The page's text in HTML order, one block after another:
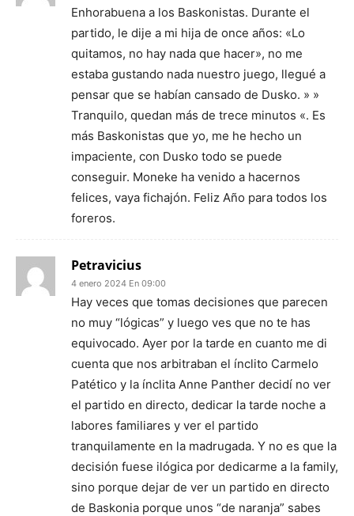
Enhorabuena a los Baskonistas. Durante el
partido, le dije a mi hija de once años: «Lo
quitamos, no hay nada que hacer», no me
estaba gustando nada nuestro juego, llegué a
pensar que se habían cansado de Dusko. » »
Tranquilo, quedan más de trece minutos «. Es
más Baskonistas que yo, me he hecho un
impaciente, con Dusko todo se puede
conseguir. Moneke ha venido a hacernos
felices, vaya fichajón. Feliz Año para todos los
foreros.
Petravicius
4 enero 2024 En 09:00
Hay veces que tomas decisiones que parecen
no muy “lógicas” y luego ves que no te has
equivocado. Ayer por la tarde en cuanto me di
cuenta que nos arbitraban el ínclito Carmelo
Patético y la ínclita Anne Panther decidí no ver
el partido en directo, dedicar la tarde noche a
labores familiares y ver el partido
tranquilamente en la madrugada. Y no es que la
decisión fuese ilógica por dedicarme a la family,
sino porque dejar de ver un partido en directo
de Baskonia porque unos “de naranja” sabes